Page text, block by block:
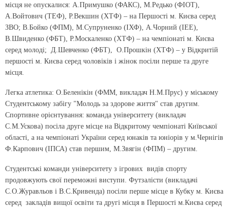
місця не опускалися: А.Примушко (ФАКС), М.Редько (ФІОТ),
А.Войтович (ТЕФ), Р.Векшин (ХТФ) – на Першості м. Києва серед
ЗВО; В.Бойко (ФПМ), М.Супруненко (ІХФ), А.Чорний (ІЕЕ),
В.Швиденко (ФБТ), Р.Москаленко (ХТФ) – на чемпіонаті м. Києва
серед молоді; Д.Шевченко (ФБТ), О.Прошкін (ХТФ) – у Відкритій
першості м. Києва серед чоловіків і жінок посіли перше та друге
місця.
Легка атлетика: О.Беленікін (ФММ, викладач Н.М.Прус) у міському
Студентському забігу "Молодь за здорове життя" став другим.
Спортивне орієнтування: команда університету (викладач
С.М.Ускова) посіла друге місце на Відкритому чемпіонаті Київської
області, а на чемпіонаті України серед юнаків та юніорів у м.Чернігів
Ф.Карпович (ІПСА) став першим, М.Звягін (ФПМ) – другим.
Студентські команди університету з ігрових видів спорту
продовжують свої переможні виступи. Футзалісти (викладачі
С.О.Журавльов і В.С.Кривенда) посіли перше місце в Кубку м. Києва
серед закладів вищої освіти та другі місця в Першості м.Києва серед